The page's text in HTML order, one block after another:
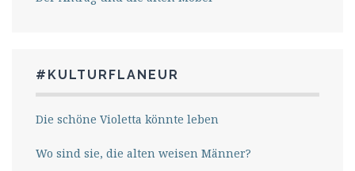
#KULTURFLANEUR
Die schöne Violetta könnte leben
Wo sind sie, die alten weisen Männer?